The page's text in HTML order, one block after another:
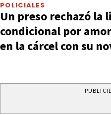
POLICIALES
Un preso rechazó la
condicional por
en la cárcel con su